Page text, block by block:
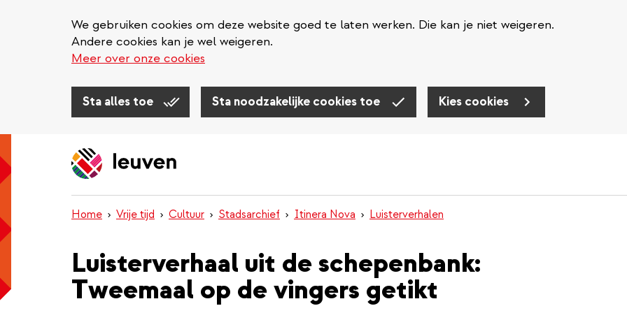
We gebruiken cookies om deze website goed te laten werken. Die kan je niet weigeren.
Andere cookies kan je wel weigeren.
Meer over onze cookies
Sta alles toe Sta noodzakelijke cookies toe Kies cookies
Home Vrije tijd Cultuur Stadsarchief Itinera Nova Luisterverhalen
Luisterverhaal uit de schepenbank:
Tweemaal op de vingers getikt